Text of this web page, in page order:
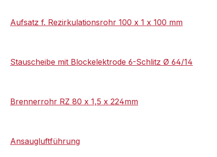
Aufsatz f. Rezirkulationsrohr 100 x 1 x 100 mm
Stauscheibe mit Blockelektrode 6-Schlitz Ø 64/14
Brennerrohr RZ 80 x 1,5 x 224mm
Ansaugluftführung